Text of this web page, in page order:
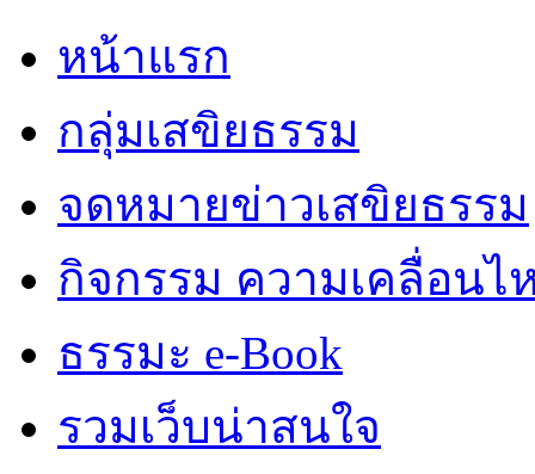
หน้าแรก
กลุ่มเสขิยธรรม
จดหมายข่าวเสขิยธรรม
กิจกรรม ความเคลื่อนไ
ธรรมะ e-Book
รวมเว็บน่าสนใจ